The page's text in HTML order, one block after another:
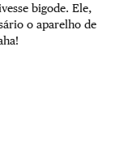
bigode. Ele,
o aparelho de